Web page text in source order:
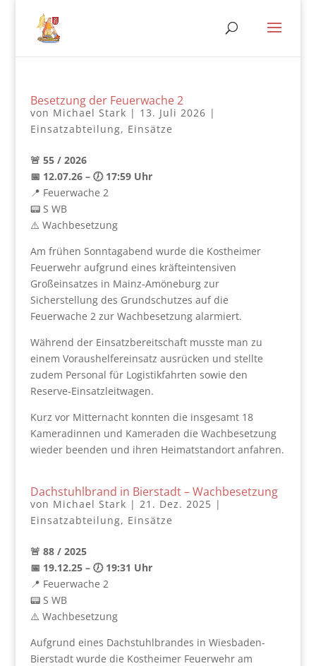
Besetzung der Feuerwache 2
von Michael Stark | 13. Juli 2026 |
Einsatzabteilung, Einsätze
🚨 55 / 2026
📅 12.07.26 – 🕖 17:59 Uhr
📍 Feuerwache 2
📟 S WB
⚠️ Wachbesetzung
Am frühen Sonntagabend wurde die Kostheimer
Feuerwehr aufgrund eines kräfteintensiven
Großeinsatzes in Mainz-Amöneburg zur
Sicherstellung des Grundschutzes auf die
Feuerwache 2 zur Wachbesetzung alarmiert.
Während der Einsatzbereitschaft musste man zu
einem Voraushelfereinsatz ausrücken und stellte
zudem Personal für Logistikfahrten sowie den
Reserve-Einsatzleitwagen.
Kurz vor Mitternacht konnten die insgesamt 18
Kameradinnen und Kameraden die Wachbesetzung
wieder beenden und ihren Heimatstandort anfahren.
Dachstuhlbrand in Bierstadt – Wachbesetzung
von Michael Stark | 21. Dez. 2025 |
Einsatzabteilung, Einsätze
🚨 88 / 2025
📅 19.12.25 – 🕖 19:31 Uhr
📍 Feuerwache 2
📟 S WB
⚠️ Wachbesetzung
Aufgrund eines Dachstuhlbrandes in Wiesbaden-
Bierstadt wurde die Kostheimer Feuerwehr am